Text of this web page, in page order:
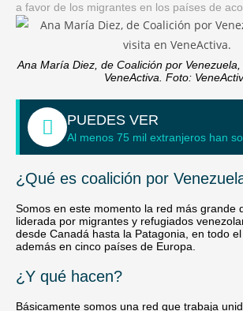
a favor de los migrantes en los países de
Ana María Diez, de Coalición por
VeneActiva. Foto:
PUEDES VER
Al menos 75 mil extranjeros han
¿Qué es coalición por
Somos en este momento la red más grande
liderada por migrantes y refugiados
desde Canadá hasta la Patagonia, en todo
además en cinco países de Europa.
¿Y qué hacen?
Básicamente somos una red que trabaja